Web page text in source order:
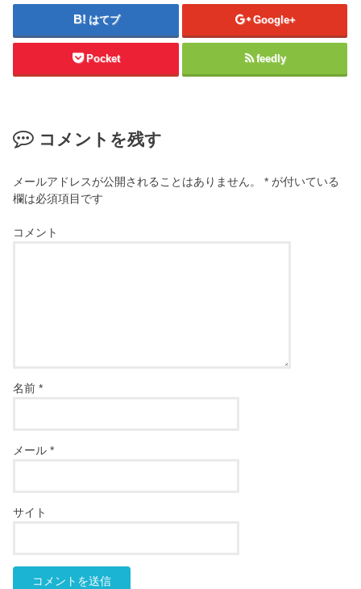
はてブ Google+
Pocket feedly
コメントを残す
メールアドレスが公開されることはありません。 * が付いている
欄は必須項目です
コメント
名前*
メール*
サイト